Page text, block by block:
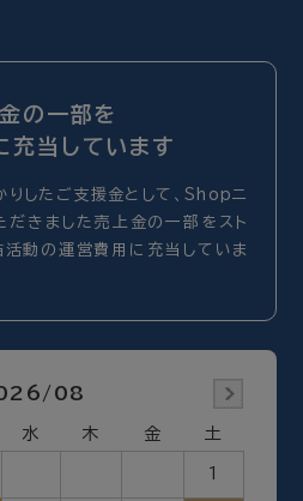
の一部を
充当しています
したご支援金として、Shopニ
だきました売上金の一部をスト
活動の運営費用に充当していま
08
水 木 金 土
1